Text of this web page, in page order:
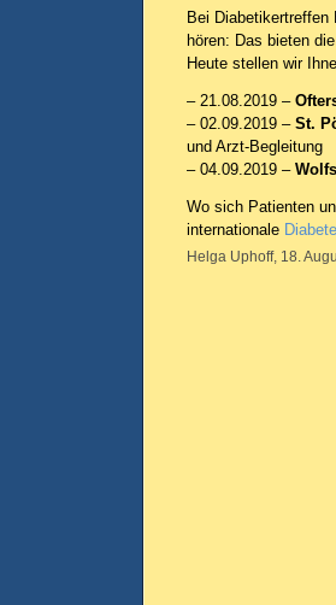
Bei Diabetikertreffen
hören: Das bieten
Heute stellen wir
– 21.08.2019 –
– 02.09.2019 – St.
und Arzt-Begleitung
– 04.09.2019 –
Wo sich Patienten
internationale
Helga Uphoff, 18.